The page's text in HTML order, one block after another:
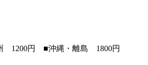
1200円 ■沖縄・離島 1800円